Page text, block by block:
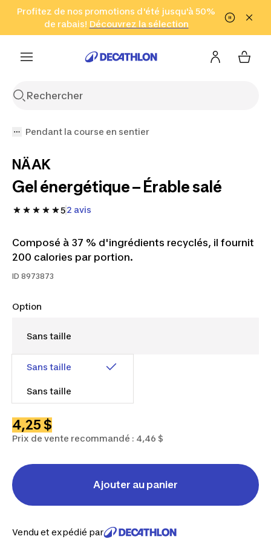
Aller à la recherche Aller au contenu Aller au pied de
Profitez de nos promotions d'été jusqu'à 50%
de rabais! Découvrez la sélection
Cliquez ici
en seulement 2 h!
(Zones sélectionnées)
Pendant la course en sentier
NÄAK
Gel énergétique – Érable salé
52 avis
Composé à 37 % d'ingrédients recyclés, il fournit
200 calories par portion.
ID 8973873
Option
Sans taille
Sans taille
4,25 $
Prix de vente recommandé : 4,46 $
Ajouter au panier
Vendu et expédié par